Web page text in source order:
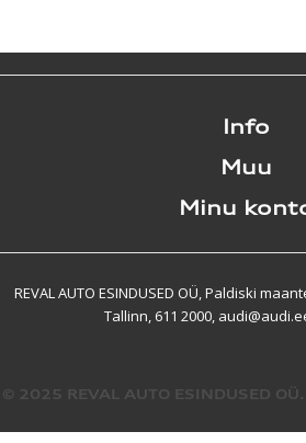
Info
Muu
Minu
REVAL AUTO ESINDUSED OÜ, Paldiski
Tallinn, 611 2000,
© 2025 REVAL AUTO ESINDUSED